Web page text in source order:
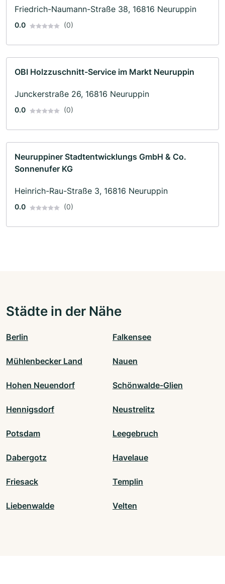
Friedrich-Naumann-Straße 38, 16816 Neuruppin
0.0 (0)
OBI Holzzuschnitt-Service im Markt Neuruppin
Junckerstraße 26, 16816 Neuruppin
0.0 (0)
Neuruppiner Stadtentwicklungs GmbH & Co.
Sonnenufer KG
Heinrich-Rau-Straße 3, 16816 Neuruppin
0.0 (0)
Städte in der Nähe
Berlin Falkensee
Mühlenbecker Land Nauen
Hohen Neuendorf Schönwalde-Glien
Hennigsdorf Neustrelitz
Potsdam Leegebruch
Dabergotz Havelaue
Friesack Templin
Liebenwalde Velten